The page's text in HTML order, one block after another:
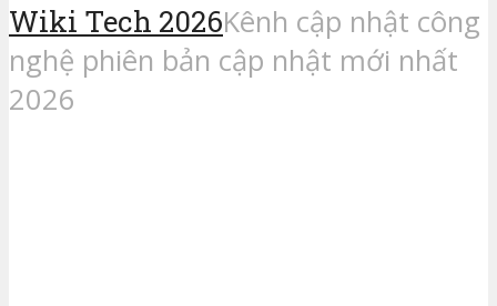
Wiki Tech 2026Kênh cập nhật công
nghệ phiên bản cập nhật mới nhất
2026